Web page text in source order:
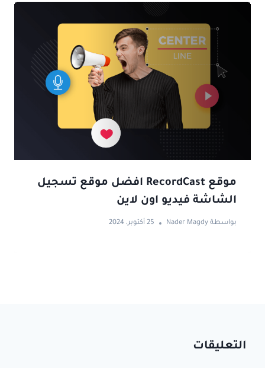
موقع RecordCast افضل موقع تسجيل
الشاشة فيديو اون لاين
بواسطة Nader Magdy 25 أكتوبر، 2024
التعليقات